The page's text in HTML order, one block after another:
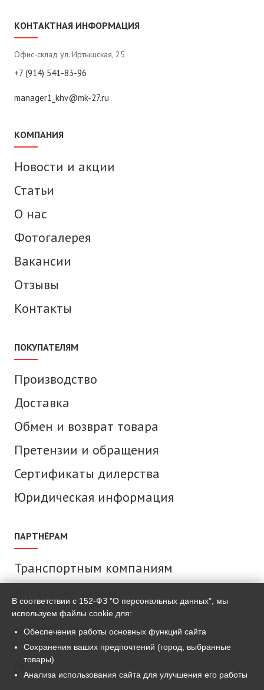
КОНТАКТНАЯ ИНФОРМАЦИЯ
Офис-склад ул. Иртышская, 25
+7 (914) 541-83-96
manager1_khv@mk-27.ru
КОМПАНИЯ
Новости и акции
Статьи
О нас
Фотогалерея
Вакансии
Отзывы
Контакты
ПОКУПАТЕЛЯМ
Производство
Доставка
Обмен и возврат товара
Претензии и обращения
Сертификаты дилерства
Юридическая информация
ПАРТНЁРАМ
Транспортным компаниям
СВЯЗАТЬСЯ С НАМИ
MAX
В соответствии с 152-ФЗ "О персональных данных", мы
используем файлы cookie для:
Обеспечения работы основных функций сайта
Сохранения ваших предпочтений (город, выбранные
товары)
Анализа использования сайта для улучшения его работы